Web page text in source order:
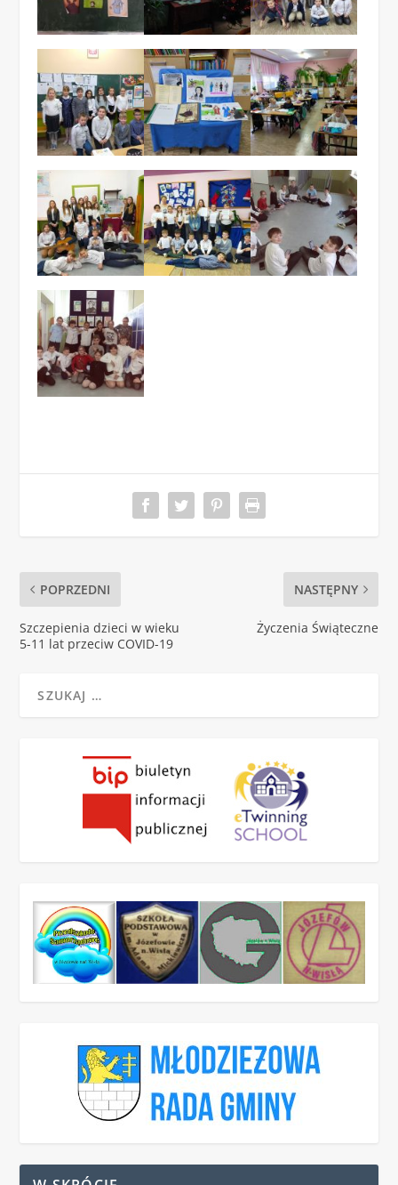
POPRZEDNI
Szczepienia dzieci w wieku
5-11 lat przeciw COVID-19
NASTĘPNY
Życzenia Świąteczne